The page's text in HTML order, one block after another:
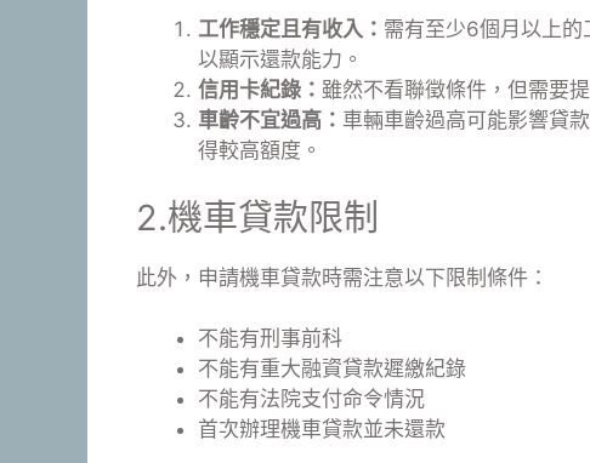
工作穩定且有收入： 需有至少6個月以上的
以顯示還款能力。
信用卡紀錄： 雖然不看聯徵條件，但需要
車齡不宜過高： 車輛車齡過高可能影響貸
得較高額度。
2.機車貸款限制
此外，申請機車貸款時需注意以下限制條件：
不能有刑事前科
不能有重大融資貸款遲繳紀錄
不能有法院支付命令情況
首次辦理機車貸款並未還款